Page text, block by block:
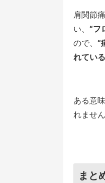
肩関節
い、 “フ
ので、 “
れてい
ある意味
れません
まと